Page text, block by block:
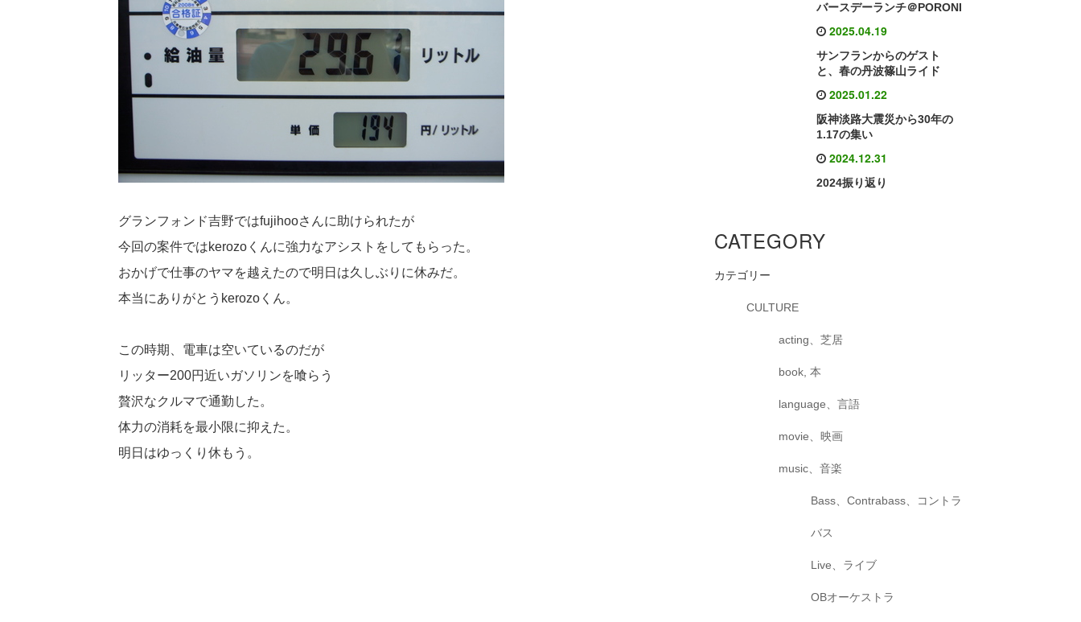
グランフォンド吉野ではfujihooさんに助けられたが
今回の案件ではkerozoくんに強力なアシストをしてもらった。
おかげで仕事のヤマを越えたので明日は久しぶりに休みだ。
本当にありがとうkerozoくん。
この時期、電車は空いているのだが
リッター200円近いガソリンを喰らう
贅沢なクルマで通勤した。
体力の消耗を最小限に抑えた。
明日はゆっくり休もう。
バースデーランチ＠PORONI
2025.04.19
サンフランからのゲスト
と、春の丹波篠山ライド
2025.01.22
阪神淡路大震災から30年の
1.17の集い
2024.12.31
2024振り返り
CATEGORY
カテゴリー
CULTURE
acting、芝居
book, 本
language、言語
movie、映画
music、音楽
Bass、Contrabass、コントラ
バス
Live、ライブ
OBオーケストラ